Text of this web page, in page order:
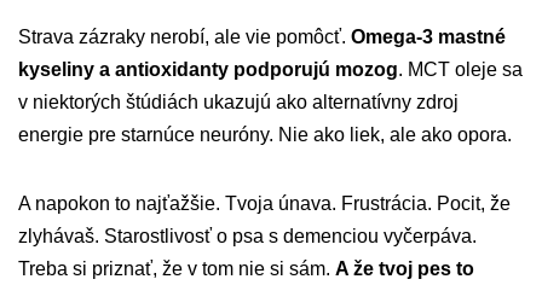
Strava zázraky nerobí, ale vie pomôcť. Omega-3 mastné
kyseliny a antioxidanty podporujú mozog. MCT oleje sa
v niektorých štúdiách ukazujú ako alternatívny zdroj
energie pre starnúce neuróny. Nie ako liek, ale ako opora.
A napokon to najťažšie. Tvoja únava. Frustrácia. Pocit, že
zlyhávaš. Starostlivosť o psa s demenciou vyčerpáva.
Treba si priznať, že v tom nie si sám. A že tvoj pes to